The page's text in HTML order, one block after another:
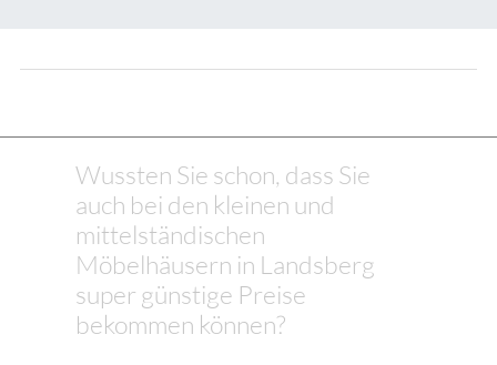
Wussten Sie schon, dass Sie
auch bei den kleinen und
mittelständischen
Möbelhäusern in Landsberg
super günstige Preise
bekommen können?